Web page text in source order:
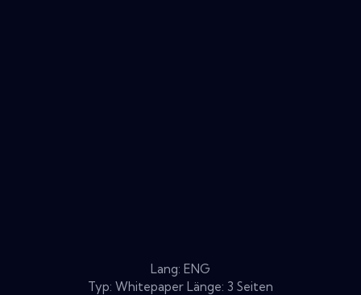
Lang: ENG
Typ: Whitepaper Länge: 3 Seiten